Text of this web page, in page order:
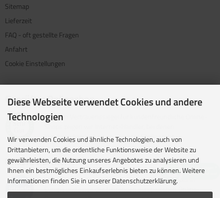
Sitemap
Lieferzeit
FAQ - oft gestellte Fragen
Anfahrt
Cookie Einstellungen
Geprüfter Onlineshop
Mit dem Vertrauenssiegel für kundenfreundliche Online-
Kundenzufriedenheit an oberster Stelle steht.
Unsere Partner
idealo ist eine der größten E-Commerce-Websites in
Diese Webseite verwendet Cookies und andere
Technologien
Wir verwenden Cookies und ähnliche Technologien, auch von
Drittanbietern, um die ordentliche Funktionsweise der Website zu
gewährleisten, die Nutzung unseres Angebotes zu analysieren und
Ihnen ein bestmögliches Einkaufserlebnis bieten zu können. Weitere
Informationen finden Sie in unserer Datenschutzerklärung.